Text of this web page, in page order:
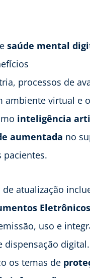
saúde mental
processos de
ambiente virtual e
inteligência
aumentada no
pacientes.
atualização
uso e
dispensação
os temas de